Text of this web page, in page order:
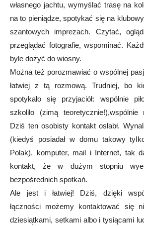
własnego jachtu, wymyślać trasę na
na to pieniądze, spotykać się na
szantowych imprezach. Czytać,
przeglądać fotografie, wspominać.
byle dożyć do wiosny.
Można też porozmawiać o wspólnej
łatwiej z tą rozmową. Trudniej, bo
spotykało się przyjaciół: wspólnie
szkoliło (zimą teoretycznie!),wspólnie
Dziś ten osobisty kontakt osłabł.
(kiedyś posiadał w domu takowy
Polak), komputer, mail i Internet, tak
kontakt, że w dużym stopniu
bezpośrednich spotkań.
Ale jest i łatwiej! Dziś, dzięki
łączności możemy kontaktować się
dziesiątkami, setkami albo i tysiącami